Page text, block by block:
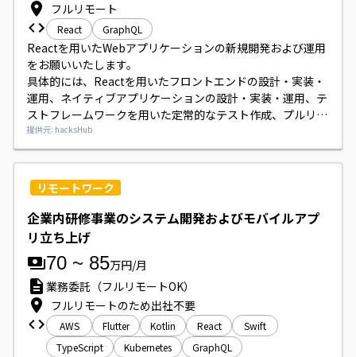
フルリモート
React GraphQL
Reactを用いたWebアプリケーションの新規開発および運用
をお願いいたします。
具体的には、Reactを用いたフロントエンドの設計・実装・
運用、ネイティブアプリケーションの設計・実装・運用、テ
ストフレームワークを用いた定常的なテスト作成、プルリク
エストを用いたコードレビュー、ならびに言語問わずバック
エンド実装の対応をスクラムチームで行っていただきます。
提供元: hacksHub
リモートワーク
企業内研修事業のシステム開発およびモバイルアプ
リ立ち上げ
70 ~ 85万円/月
業務委託（フルリモートOK）
フルリモートのため出社不要
AWS Flutter Kotlin React
Swift
TypeScript
Kubernetes GraphQL